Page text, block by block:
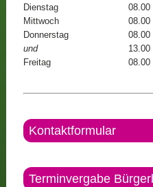
Dienstag
08.00
Mittwoch
08.00
Donnerstag
08.00
und
13.00
Freitag
08.00
Kontaktformular
Terminvergabe